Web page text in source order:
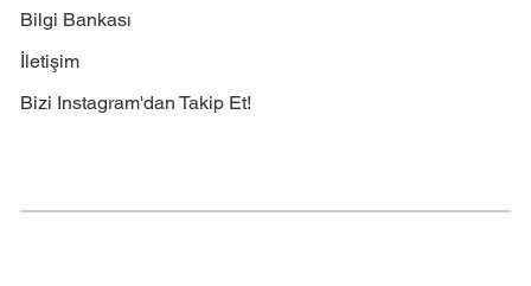
Bilgi Bankası
İletişim
Bizi Instagram'dan Takip Et!